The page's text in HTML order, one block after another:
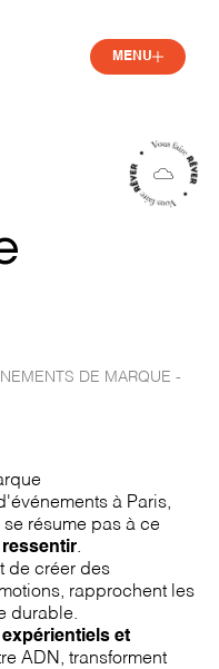
MENU
DE MARQUE -
à Paris,
se résume pas à ce
ressentir.
de créer des
rapprochent les
durable.
expérientiels et
ADN, transforment